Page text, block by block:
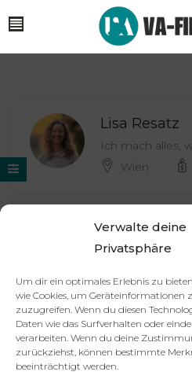
Verwalte deine
Privatsphäre
Um dir ein optimales Erlebnis zu
wie Cookies, um Geräteinformationen
zuzugreifen. Wenn du diesen
Daten wie das Surfverhalten oder
verarbeiten. Wenn du deine
zurückziehst, können bestimmte
beeinträchtigt werden.
Lisa Resatz
Ich mach alles,
Wien
Julia
Freelancer
Nürnberg /
Janina